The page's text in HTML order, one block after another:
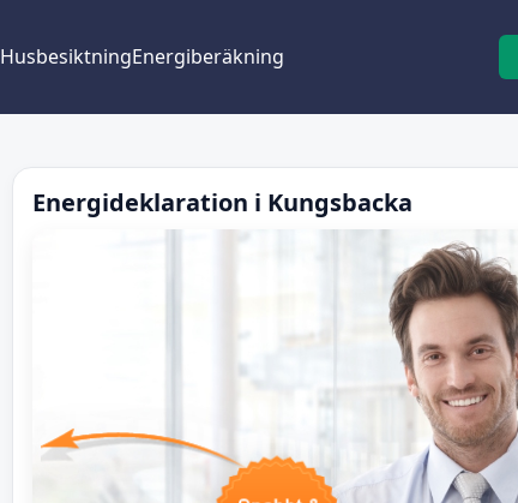
HusbesiktningEnergiberäkning
Energideklaration i Kungsbacka